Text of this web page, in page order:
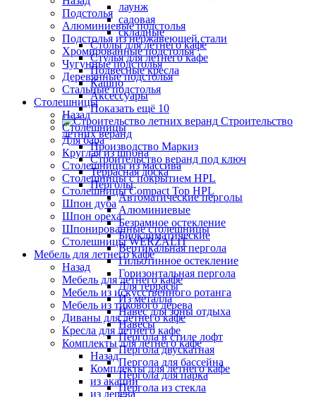
лаунж
садовая
складные
Столы для летнего кафе
Стулья для летнего кафе
Подвесные кресла
Кашпо
Аксессуары
Показать ещё 10
Строительство
летних веранд
Производство Маркиз
Строительство веранд под ключ
Террасная доска
Перголы
Автоматические перголы
Алюминиевые
Безрамное остекление
Биоклиматические
Вертикальная пергола
Гильотинное остекление
Горизонтальная пергола
Для террасы
Из металла
Навес для зоны отдыха
Навесы
Пергола в стиле лофт
Пергола двускатная
Пергола для бассейна
Пергола для парка
Пергола из стекла
Подстолья
Алюминиевые подстолья
Подстолья из нержавеющей стали
Хромированные подстолья
Чугунные подстолья
Деревянные подстолья
Стальные подстолья
Столешницы
Назад
Столешницы
Для бара
Круглая из шпона
Столешницы из массива
Столешницы с покрытием HPL
Столешницы Сompact Top HPL
Шпон дуба
Шпон ореха
Шпонированные столешницы
Столешницы WERZALIT
Мебель для летнего кафе
Назад
Мебель для летнего кафе
Мебель из искусственного ротанга
Мебель из тикового дерева
Диваны для летнего кафе
Кресла для летнего кафе
Комплекты для летнего кафе
Назад
Комплекты для летнего кафе
из акации
из дерева